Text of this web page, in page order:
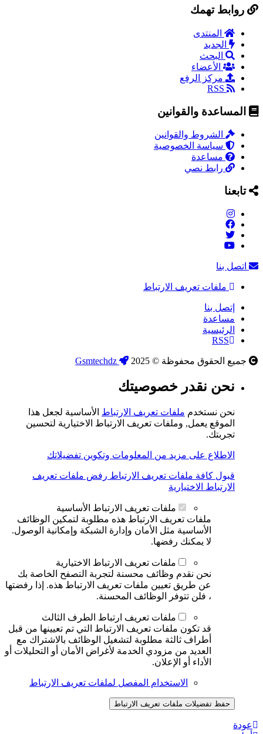
روابط تهمك
المنتدى
الجديد
البحث
الأعضاء
مركز الرفع
المساعدة والقوانين
الشروط والقوانين
سياسة الخصوصية
مساعدة
رابط نصي
تابعنا
اتصل بنا
ملفات تعريف الارتباط
إتصل بنا
مساعدة
الرئيسية
RSS
جميع الحقوق محفوظة © 2025
نحن نقدر خصوصيتك
نحن نستخدم ملفات تعريف الارتباط الأساسية لجعل هذا
الموقع يعمل, وملفات تعريف الارتباط الاختيارية لتحسين
تجربتك.
الاطلاع على مزيد من المعلومات وتكوين تفضيلاتك
قبول كافة ملفات تعريف الارتباط رفض ملفات تعريف
الارتباط الاختيارية
ملفات تعريف الارتباط الأساسية
ملفات تعريف الارتباط هذه مطلوبة لتمكين الوظائف
الأساسية مثل الأمان وإدارة الشبكة وإمكانية الوصول.
لا يمكنك رفضها.
ملفات تعريف الارتباط الاختيارية
نحن نقدم وظائف محسنة لتجربة التصفح الخاصة بك
عن طريق تعيين ملفات تعريف الارتباط هذه. إذا رفضتها
، فلن تتوفر الوظائف المحسنة.
ملفات تعريف ارتباط الطرف الثالث
قد تكون ملفات تعريف الارتباط التي تم تعيينها من قبل
أطراف ثالثة مطلوبة لتشغيل الوظائف بالاشتراك مع
العديد من مزودي الخدمة لأغراض الأمان أو التحليلات أو
الأداء أو الإعلان.
الاستخدام المفصل لملفات تعريف الارتباط
حفظ تفضيلات ملفات تعريف الارتباط
عودة